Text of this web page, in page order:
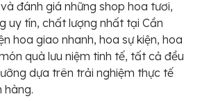
đánh giá những shop hoa tươi,
uy tín, chất lượng nhất tại Cần
hoa giao nhanh, hoa sự kiện, hoa
quà lưu niệm tinh tế, tất cả đều
dựa trên trải nghiệm thực tế
hàng.